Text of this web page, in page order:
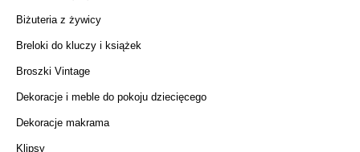
Biżuteria z żywicy
Breloki do kluczy i książek
Broszki Vintage
Dekoracje i meble do pokoju dziecięcego
Dekoracje makrama
Klipsy